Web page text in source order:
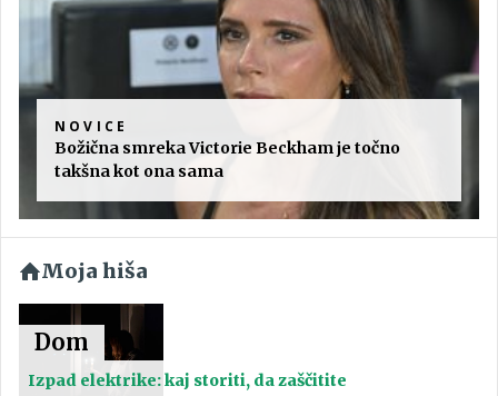
NOVICE
Božična smreka Victorie Beckham je točno
takšna kot ona sama
Moja hiša
Dom
Izpad elektrike: kaj storiti, da zaščitite